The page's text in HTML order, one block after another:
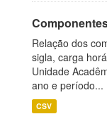
Relação dos
sigla, carga
Unidade
ano e período...
CSV